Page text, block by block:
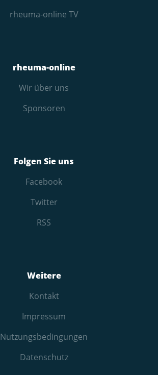
rheuma-online TV
rheuma-online
Wir über uns
Sponsoren
Folgen Sie uns
Facebook
Twitter
RSS
Weitere
Kontakt
Impressum
Nutzungs­bedingungen
Datenschutz